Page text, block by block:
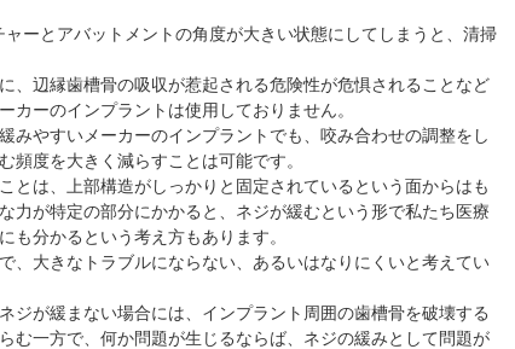
ーとアバットメントの角度が大きい状態にしてしまうと、清掃
、辺縁歯槽骨の吸収が惹起される危険性が危惧されることなど
カーのインプラントは使用しておりません。
みやすいメーカーのインプラントでも、咬み合わせの調整をし
頻度を大きく減らすことは可能です。
とは、上部構造がしっかりと固定されているという面からはも
力が特定の部分にかかると、ネジが緩むという形で私たち医療
も分かるという考え方もあります。
、大きなトラブルにならない、あるいはなりにくいと考えてい
ジが緩まない場合には、インプラント周囲の歯槽骨を破壊する
む一方で、何か問題が生じるならば、ネジの緩みとして問題が